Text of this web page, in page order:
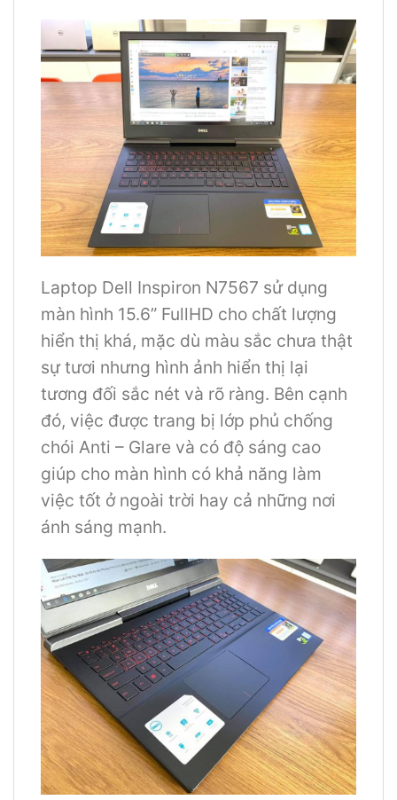
Laptop Dell Inspiron N7567 sử dụng
màn hình 15.6” FullHD cho chất lượng
hiển thị khá, mặc dù màu sắc chưa thật
sự tươi nhưng hình ảnh hiển thị lại
tương đối sắc nét và rõ ràng. Bên cạnh
đó, việc được trang bị lớp phủ chống
chói Anti – Glare và có độ sáng cao
giúp cho màn hình có khả năng làm
việc tốt ở ngoài trời hay cả những nơi
ánh sáng mạnh.